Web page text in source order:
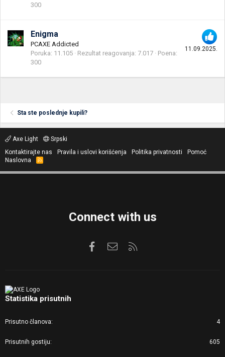
300
11.09.2025.
Enigma
PCAXE Addicted
Poruka 11.105 Rezultat reagovanja 7.017
Poena
300
Sta ste poslednje kupili?
Axe Light
Srpski
Kontaktirajte nas
Pravila i uslovi korišćenja Politika privatnosti
Pomoć
Naslovna
R
S
Connect with us
FacebookKontaktirajte nas
Statistika prisutnih
Prisutno članova 4
Prisutnih gostiju 605